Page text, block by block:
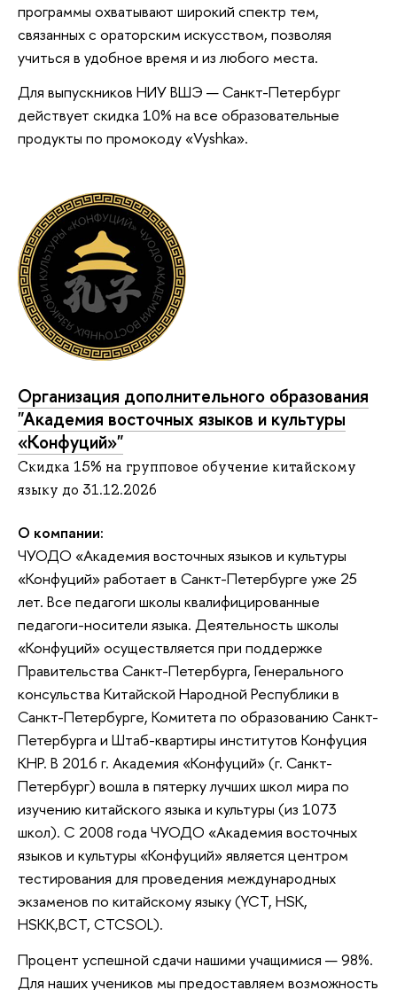
программы охватывают широкий спектр тем,
связанных с ораторским искусством, позволяя
учиться в удобное время и из любого места.
Для выпускников НИУ ВШЭ — Санкт-Петербург
действует скидка 10% на все образовательные
продукты по промокоду «Vyshka».
Организация дополнительного образования
"Академия восточных языков и культуры
«Конфуций»"
Скидка 15% на групповое обучение китайскому
языку до 31.12.2026
О компании:
ЧУОДО «Академия восточных языков и культуры
«Конфуций» работает в Санкт-Петербурге уже 25
лет. Все педагоги школы квалифицированные
педагоги-носители языка. Деятельность школы
«Конфуций» осуществляется при поддержке
Правительства Санкт-Петербурга, Генерального
консульства Китайской Народной Республики в
Санкт-Петербурге, Комитета по образованию Санкт-
Петербурга и Штаб-квартиры институтов Конфуция
КНР. В 2016 г. Академия «Конфуций» (г. Санкт-
Петербург) вошла в пятерку лучших школ мира по
изучению китайского языка и культуры (из 1073
школ). С 2008 года ЧУОДО «Академия восточных
языков и культуры «Конфуций» является центром
тестирования для проведения международных
экзаменов по китайскому языку (YCT, HSK,
HSKK,BCT, CTCSOL).
Процент успешной сдачи нашими учащимися — 98%.
Для наших учеников мы предоставляем возможность